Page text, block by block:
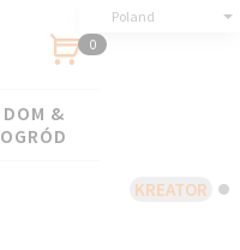
KREATOR
Poland
0
DOM &
OGRÓD